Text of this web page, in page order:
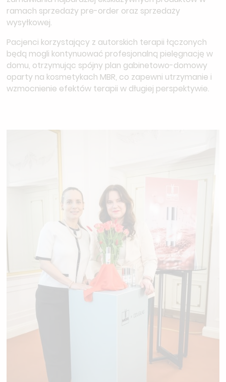
ramach sprzedaży pre-order oraz sprzedaży
wysyłkowej.
Pacjenci korzystający z autorskich terapii łączonych
będą mogli kontynuować profesjonalną pielęgnację w
domu, otrzymując spójny plan gabinetowo-domowy
oparty na kosmetykach MBR, co zapewni utrzymanie i
wzmocnienie efektów terapii w długiej perspektywie.